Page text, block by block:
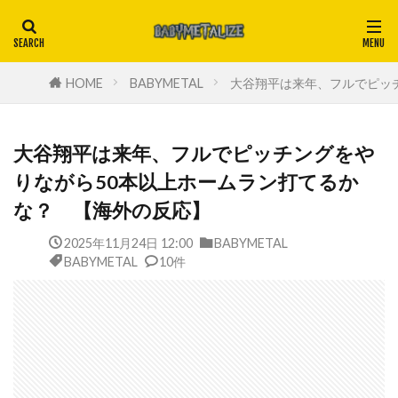
HOME BABYMETAL 大谷翔平は来年、フルでピ
大谷翔平は来年、フルでピッチングをや
りながら50本以上ホームラン打てるか
な？ 【海外の反応】
2025年11月24日 12:00
BABYMETAL
BABYMETAL
10件